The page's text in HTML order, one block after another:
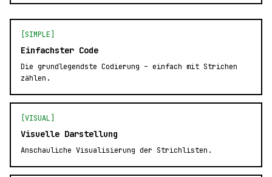
[SIMPLE]
Einfachster Code
Die grundlegendste Codierung – einfach mit Strichen
zählen.
[VISUAL]
Visuelle Darstellung
Anschauliche Visualisierung der Strichlisten.